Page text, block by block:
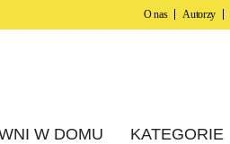
O nas Autorzy
W DOMU KATEGORIE